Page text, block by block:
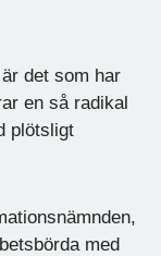
det som har
en så radikal
plötsligt
med